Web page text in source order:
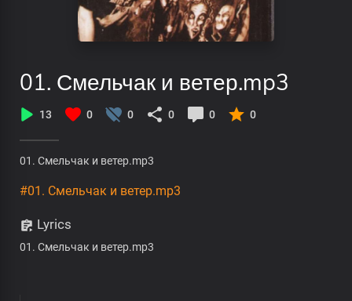
01. Смельчак и ветер.mp3
13 0 0 0 0 0
01. Смельчак и ветер.mp3
#01. Смельчак и ветер.mp3
Lyrics
01. Смельчак и ветер.mp3